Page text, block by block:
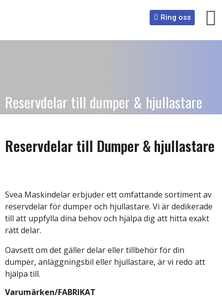
Ring oss
Reservdelar till dumper & hjullastare
Reservdelar till Dumper & hjullastare
Svea Maskindelar erbjuder ett omfattande sortiment av
reservdelar för dumper och hjullastare. Vi är dedikerade
till att uppfylla dina behov och hjälpa dig att hitta exakt
rätt delar.
Oavsett om det gäller delar eller tillbehör för din
dumper, anläggningsbil eller hjullastare, är vi redo att
hjälpa till.
Varumärken/FABRIKAT